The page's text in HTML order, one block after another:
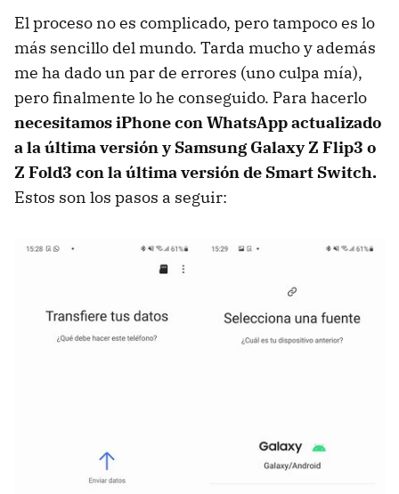
El proceso no es complicado, pero tampoco es lo
más sencillo del mundo. Tarda mucho y además
me ha dado un par de errores (uno culpa mía),
pero finalmente lo he conseguido. Para hacerlo
necesitamos iPhone con WhatsApp actualizado
a la última versión y Samsung Galaxy Z Flip3 o
Z Fold3 con la última versión de Smart Switch.
Estos son los pasos a seguir: